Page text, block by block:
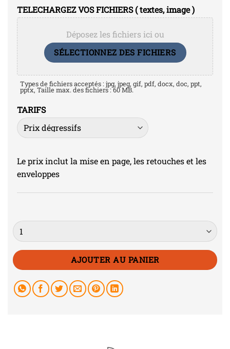
TELECHARGEZ VOS FICHIERS ( textes, image )
Déposez les fichiers ici ou
SÉLECTIONNEZ DES FICHIERS
Types de fichiers acceptés : jpg, jpeg, gif, pdf, docx, doc, ppt,
pptx, Taille max. des fichiers : 60 MB.
TARIFS
Le prix inclut la mise en page, les retouches et les
enveloppes
Quantité
AJOUTER AU PANIER